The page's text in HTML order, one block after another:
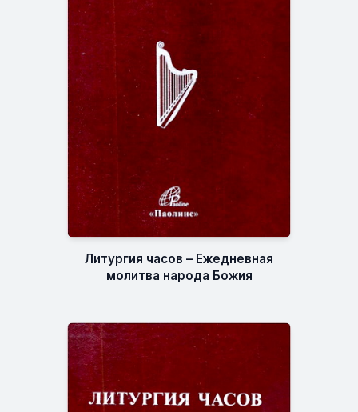
Литургия часов – Ежедневная
молитва народа Божия